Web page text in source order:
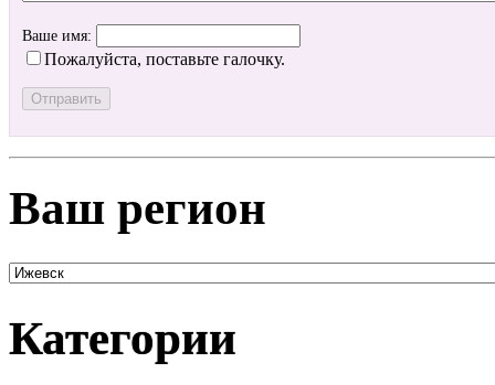
Ваше имя:
Пожалуйста, поставьте галочку.
Ваш регион
Категории